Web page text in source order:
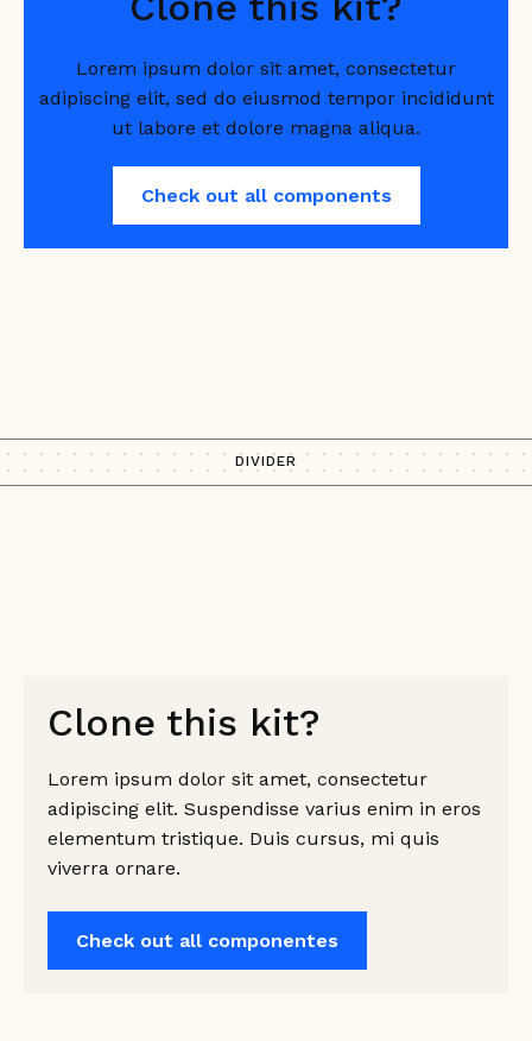
Lorem ipsum dolor sit amet, consectetur
adipiscing elit, sed do eiusmod tempor incididunt
ut labore et dolore magna aliqua.
Check out all components
DIVIDER
Clone this kit?
Lorem ipsum dolor sit amet, consectetur
adipiscing elit. Suspendisse varius enim in eros
elementum tristique. Duis cursus, mi quis
viverra ornare.
Check out all componentes